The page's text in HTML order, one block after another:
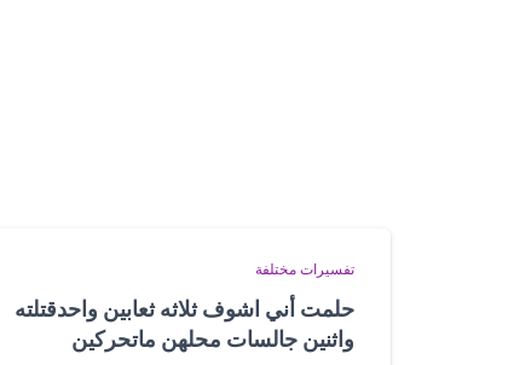
تفسيرات مختلفة
حلمت أني اشوف ثلاثه ثعابين واحدقتلته
واثنين جالسات محلهن ماتحركين